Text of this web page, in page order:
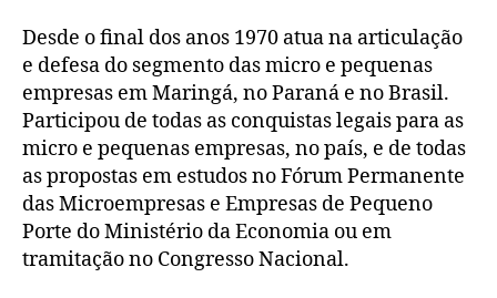
Desde o final dos anos 1970 atua na articulação
e defesa do segmento das micro e pequenas
empresas em Maringá, no Paraná e no Brasil.
Participou de todas as conquistas legais para as
micro e pequenas empresas, no país, e de todas
as propostas em estudos no Fórum Permanente
das Microempresas e Empresas de Pequeno
Porte do Ministério da Economia ou em
tramitação no Congresso Nacional.